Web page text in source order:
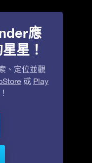
應
星！
、定位並觀
或 Play